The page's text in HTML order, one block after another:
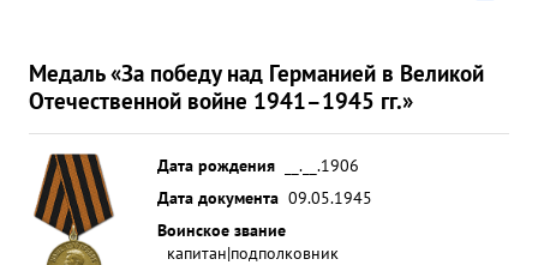
Медаль «За победу над Германией в Великой
Отечественной войне 1941–1945 гг.»
Дата рождения
__.__.1906
Дата документа 09.05.1945
Воинское звание
капитан|подполковник